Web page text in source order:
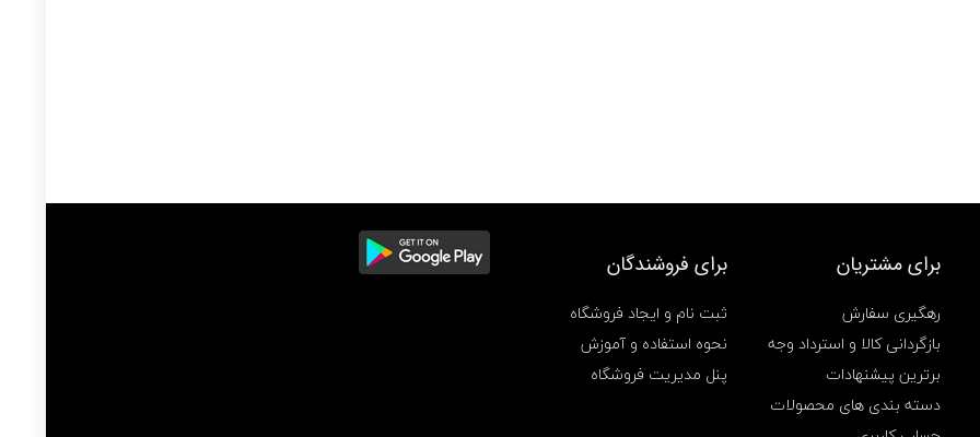
برای مشتریان
رهگیری سفارش
بازگردانی کالا و استرداد وجه
برترین پیشنهادات
دسته بندی های محصولات
برای فروشندگان
ثبت نام و ایجاد فروشگاه
نحوه استفاده و آموزش
پنل مدیریت فروشگاه